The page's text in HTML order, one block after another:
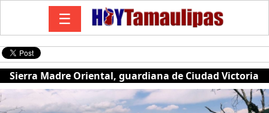
☰
Sierra Madre Oriental, guardiana de Ciudad Victoria